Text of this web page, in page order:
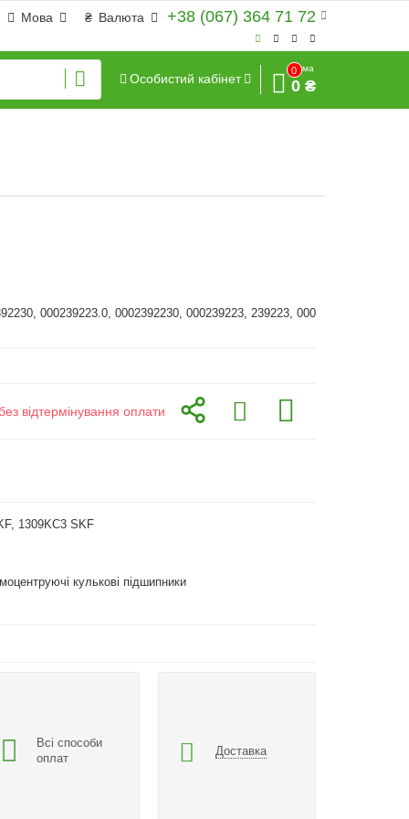
+38 (067) 364 71 72
₴ Валюта
Мова
Особистий кабінет
0
Сума
0 ₴
000239223.0, 0002392230, 000239223, 239223, 000
відтермінування оплати
1309KC3 SKF
кулькові підшипники
Всі способи
оплат
Доставка